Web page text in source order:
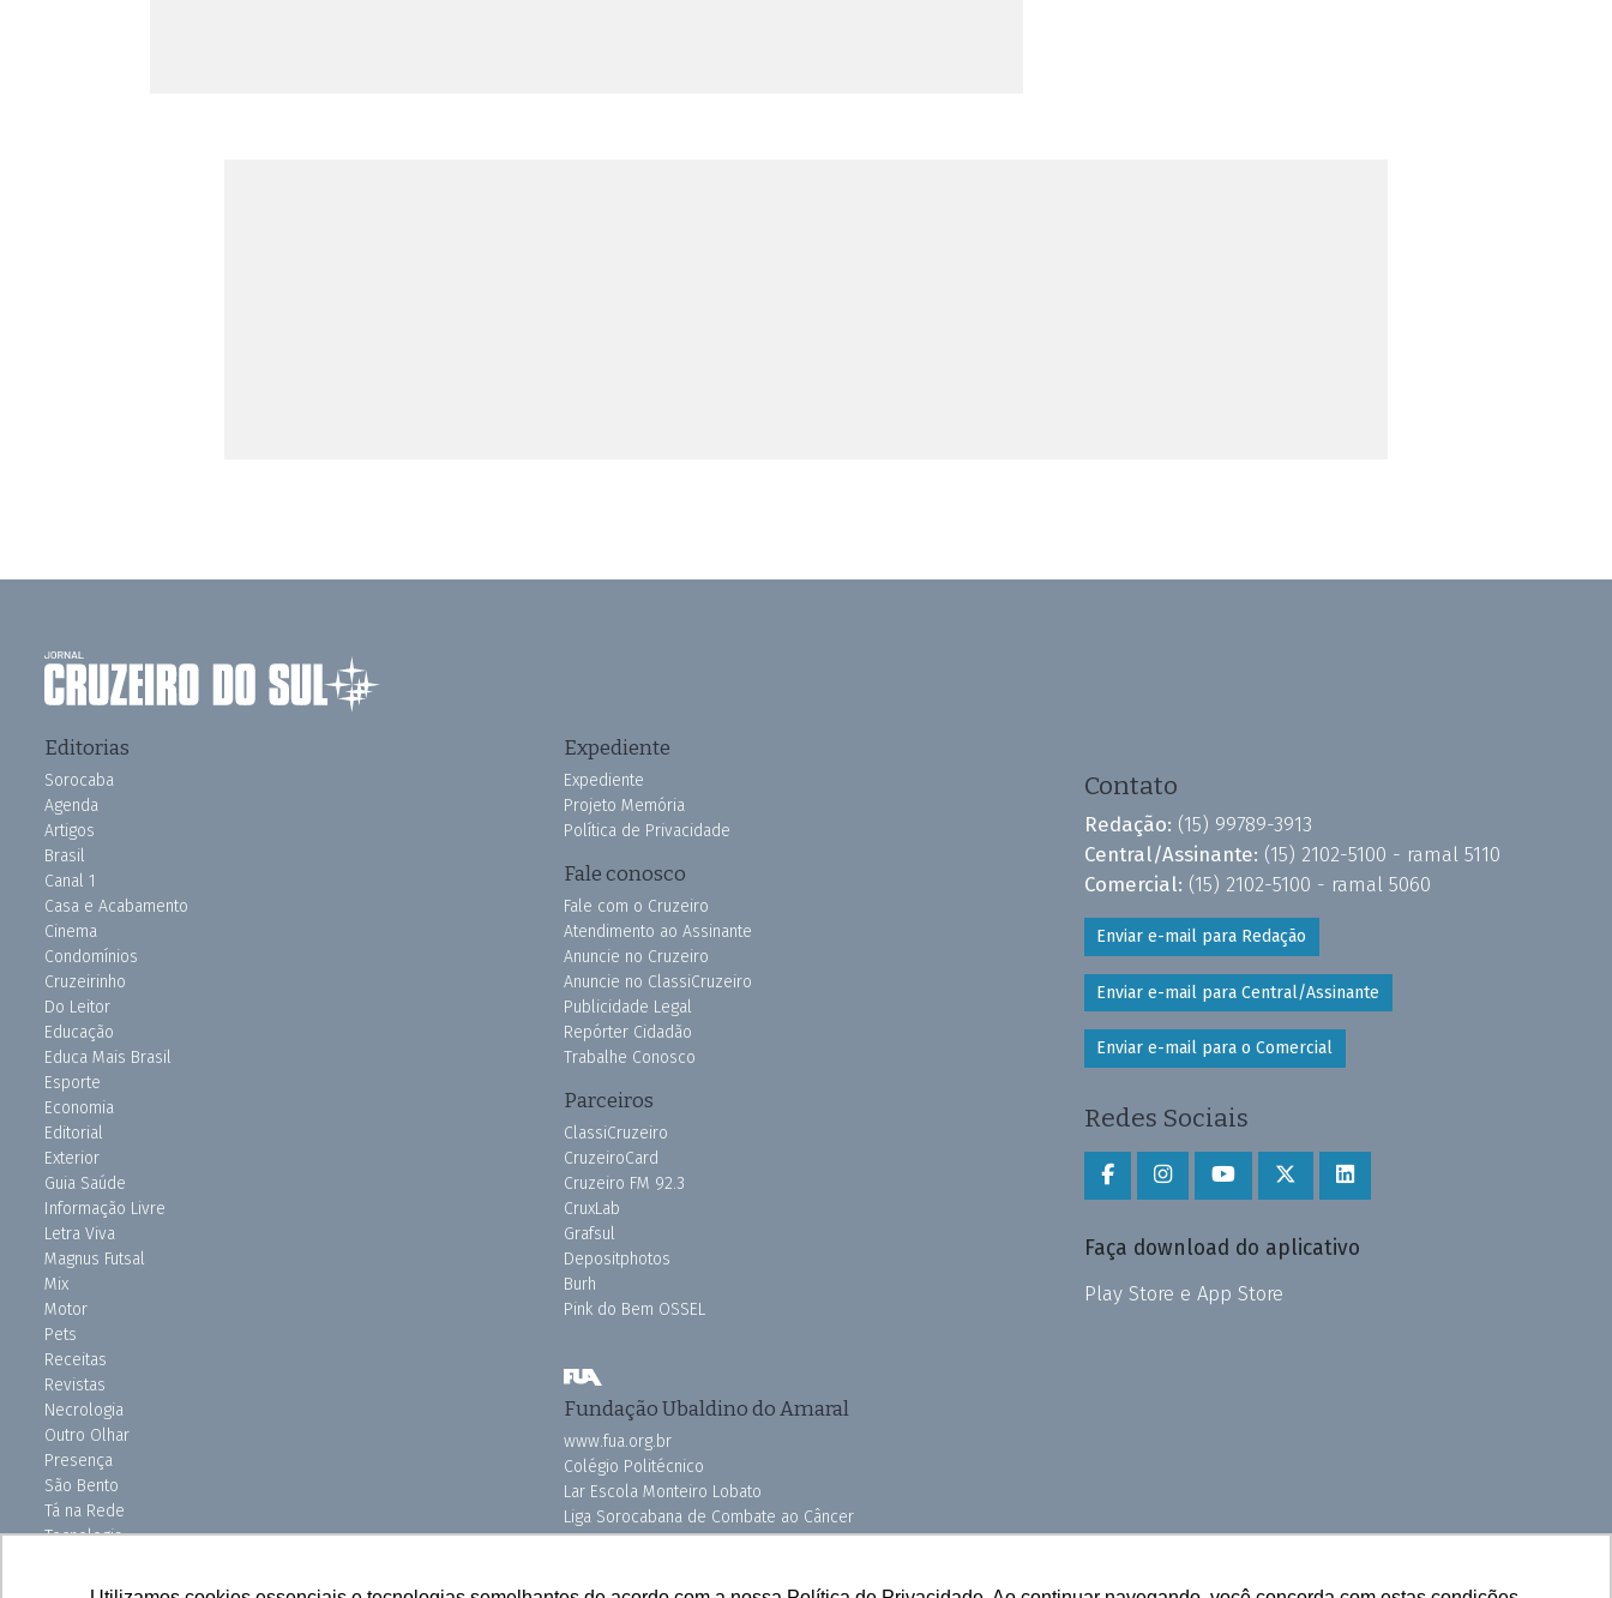
Editorias
Sorocaba
Agenda
Artigos
Brasil
Canal 1
Casa e Acabamento
Cinema
Condomínios
Cruzeirinho
Do Leitor
Educação
Educa Mais Brasil
Esporte
Economia
Editorial
Exterior
Guia Saúde
Informação Livre
Letra Viva
Magnus Futsal
Mix
Motor
Pets
Receitas
Revistas
Necrologia
Outro Olhar
Presença
São Bento
Tá na Rede
Tecnologia
Uniso Ciência
Expediente
Expediente
Projeto Memória
Política de Privacidade
Fale conosco
Fale com o Cruzeiro
Atendimento ao Assinante
Anuncie no Cruzeiro
Anuncie no ClassiCruzeiro
Publicidade Legal
Repórter Cidadão
Trabalhe Conosco
Parceiros
ClassiCruzeiro
CruzeiroCard
Cruzeiro FM 92.3
CruxLab
Grafsul
Depositphotos
Burh
Pink do Bem OSSEL
Fundação Ubaldino do Amaral
www.fua.org.br
Colégio Politécnico
Lar Escola Monteiro Lobato
Liga Sorocabana de Combate ao Câncer
Vila dos Velhinhos
Contato
Redação: (15) 99789-3913
Central/Assinante: (15) 2102-5100 - ramal 5110
Comercial: (15) 2102-5100 - ramal 5060
Enviar e-mail para Redação
Enviar e-mail para Central/Assinante
Enviar e-mail para o Comercial
Redes Sociais
Faça download do aplicativo
Play Store e App Store